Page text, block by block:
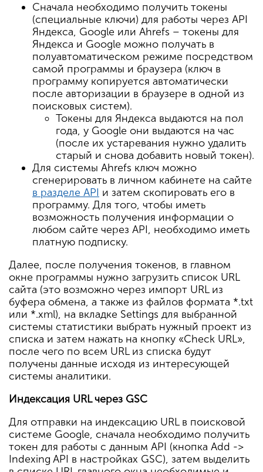
Сначала необходимо получить токены
(специальные ключи) для работы через API
Яндекса, Google или Ahrefs – токены для
Яндекса и Google можно получать в
полуавтоматическом режиме посредством
самой программы и браузера (ключ в
программу копируется автоматически
после авторизации в браузере в одной из
поисковых систем).
Токены для Яндекса выдаются на пол
года, у Google они выдаются на час
(после их устаревания нужно удалить
старый и снова добавить новый токен).
Для системы Ahrefs ключ можно
сгенерировать в личном кабинете на сайте
в разделе API и затем скопировать его в
программу. Для того, чтобы иметь
возможность получения информации о
любом сайте через API, необходимо иметь
платную подписку.
Далее, после получения токенов, в главном
окне программы нужно загрузить список URL
сайта (это возможно через импорт URL из
буфера обмена, а также из файлов формата *.txt
или *.xml), на вкладке Settings для выбранной
системы статистики выбрать нужный проект из
списка и затем нажать на кнопку «Check URL»,
после чего по всем URL из списка будут
получены данные исходя из интересующей
системы аналитики.
Индексация URL через GSC
Для отправки на индексацию URL в поисковой
системе Google, сначала необходимо получить
токен для работы с данным API (кнопка Add ->
Indexing API в настройках GSC), затем выделить